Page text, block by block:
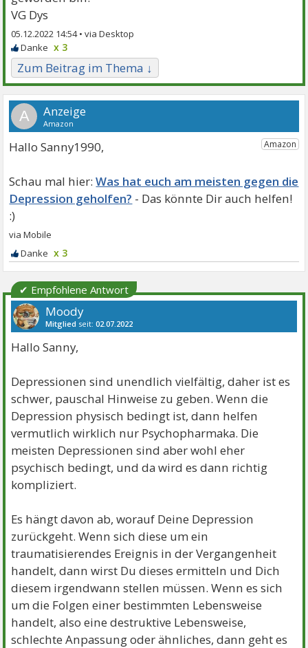
VG Dys
05.12.2022 14:54 •
x 3
Zum Beitrag im Thema ↓
A
Hallo Sanny1990,
Was hat euch am meisten gegen die
Depression geholfen?
x 3
✔ Empfohlene Antwort
Moody
Mitglied seit:02.07.2022
Hallo Sanny,
Depressionen sind unendlich vielfältig, daher ist es
schwer, pauschal Hinweise zu geben. Wenn die
Depression physisch bedingt ist, dann helfen
vermutlich wirklich nur Psychopharmaka. Die
meisten Depressionen sind aber wohl eher
psychisch bedingt, und da wird es dann richtig
kompliziert.
Es hängt davon ab, worauf Deine Depression
zurückgeht. Wenn sich diese um ein
traumatisierendes Ereignis in der Vergangenheit
handelt, dann wirst Du dieses ermitteln und Dich
diesem irgendwann stellen müssen. Wenn es sich
um die Folgen einer bestimmten Lebensweise
handelt, also eine destruktive Lebensweise,
schlechte Anpassung oder ähnliches, dann geht es